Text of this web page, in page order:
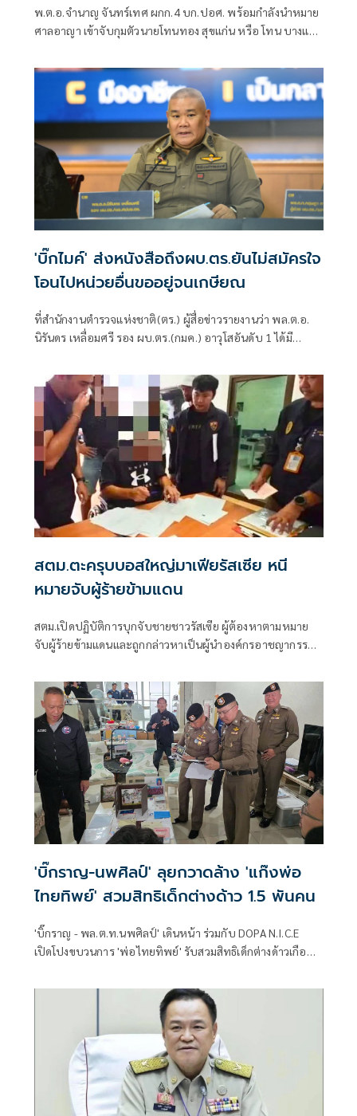
พ.ต.อ.จำนาญ จันทร์เทศ ผกก.4 บก.ปอศ. พร้อมกำลังนำหมาย
ศาลอาญา เข้าจับกุมตัวนายโทนทอง สุขแก่น หรือ โทน บางแค
บางกรวย จ.นนทบุรี หลังจากช่วงกลางดึกของวันที่ 5 สิงหาคม ที่
ผ่านมาโทน บางแค ได้ไหวตัวทันหลบหนีออกจากบ้านพักก่อน
ที่เจ้าหน้าที่จะเข้าปฏิบัติการในช่วงเช้าของวันนี้ (6ส.ค.)
'บิ๊กไมค์' ส่งหนังสือถึงผบ.ตร.ยันไม่สมัครใจ
โอนไปหน่วยอื่นขออยู่จนเกษียณ
ที่สำนักงานตำรวจแห่งชาติ(ตร.) ผู้สื่อข่าวรายงานว่า พล.ต.อ.
นิรันดร เหลื่อมศรี รอง ผบ.ตร.(กมค.) อาวุโสอันดับ 1 ได้มี
สตม.ตะครุบบอสใหญ่มาเฟียรัสเซีย หนี
หมายจับผู้ร้ายข้ามแดน
สตม.เปิดปฏิบัติการบุกจับชายชาวรัสเซีย ผู้ต้องหาตามหมาย
จับผู้ร้ายข้ามแดนและถูกกล่าวหาเป็นผู้นำองค์กรอาชญากรรม
จังหวัดภูเก็ต พร้อมพบอยู่ในราชอาณาจักรเกิ
'บิ๊กราญ-นพศิลป์' ลุยกวาดล้าง 'แก๊งพ่อ
ไทยทิพย์' สวมสิทธิเด็กต่างด้าว 1.5 พันคน
'บิ๊กราญ - พล.ต.ท.นพศิลป์' เดินหน้า ร่วมกับ DOPA N.I.C.E
เปิดโปงขบวนการ 'พ่อไทยทิพย์' รับสวมสิทธิเด็กต่างด้าวเกือบ